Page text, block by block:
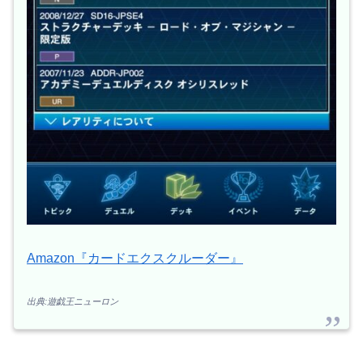
Amazon『カードエクスクルーダー』
出典:遊戯王ニューロン